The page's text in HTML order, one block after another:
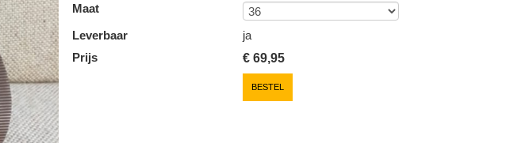
Maat
Leverbaar
ja
Prijs
€69,95
BESTEL